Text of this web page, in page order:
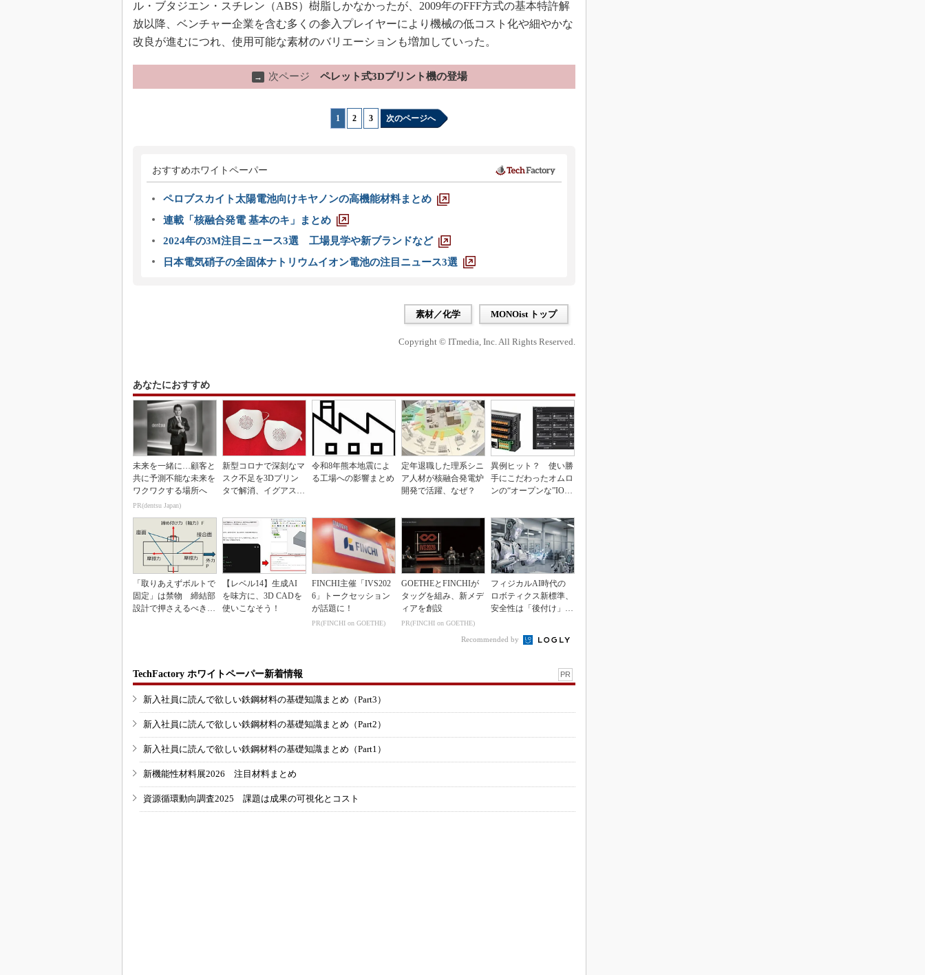
ル・ブタジエン・スチレン（ABS）樹脂しかなかったが、2009年のFFF方式の基本特許解
放以降、ベンチャー企業を含む多くの参入プレイヤーにより機械の低コスト化や細やかな
改良が進むにつれ、使用可能な素材のバリエーションも増加していった。
→ 次ページ ペレット式3Dプリント機の登場
1 2 3 次のページへ
おすすめホワイトペーパー
ペロブスカイト太陽電池向けキヤノンの高機能材料まとめ
連載「核融合発電 基本のキ」まとめ
2024年の3M注目ニュース3選 工場見学や新ブランドなど
日本電気硝子の全固体ナトリウムイオン電池の注目ニュース3選
素材／化学 MONOist トップ
Copyright © ITmedia, Inc. All Rights Reserved.
あなたにおすすめ
未来を一緒に…顧客と
共に予測不能な未来を
ワクワクする場所へ
PR(dentsu Japan)
新型コロナで深刻なマ
スク不足を3Dプリン
タで解消、イグアスが
令和8年熊本地震によ
る工場への影響まとめ
定年退職した理系シニ
ア人材が核融合発電炉
開発で活躍、なぜ？
異例ヒット？ 使い勝
手にこだわったオムロ
ンの“オープンな”IO-L
「取りあえずボルトで
固定」は禁物 締結部
設計で押さえるべき基
【レベル14】生成AI
を味方に、3D CADを
使いこなそう！
FINCHI主催「IVS202
6」トークセッション
が話題に！
PR(FINCHI on GOETHE)
GOETHEとFINCHIが
タッグを組み、新メデ
ィアを創設
PR(FINCHI on GOETHE)
フィジカルAI時代の
ロボティクス新標準、
安全性は「後付け」で
Recommended by
TechFactory ホワイトペーパー新着情報 PR
新入社員に読んで欲しい鉄鋼材料の基礎知識まとめ（Part3）
新入社員に読んで欲しい鉄鋼材料の基礎知識まとめ（Part2）
新入社員に読んで欲しい鉄鋼材料の基礎知識まとめ（Part1）
新機能性材料展2026 注目材料まとめ
資源循環動向調査2025 課題は成果の可視化とコスト